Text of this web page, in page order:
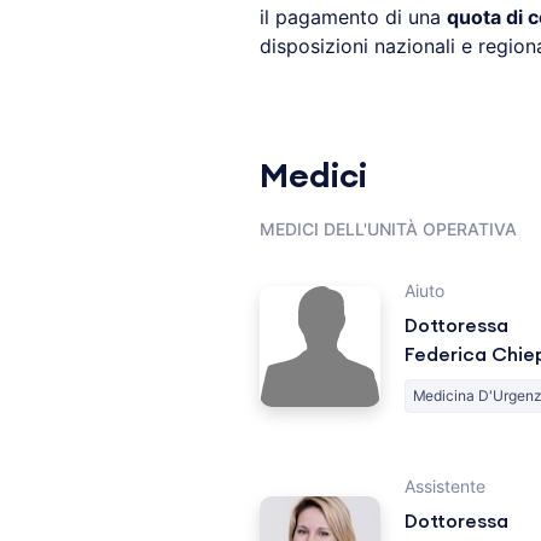
il pagamento di una quota di
disposizioni nazionali e
Medici
MEDICI DELL'UNITÀ OPERATIVA
Aiuto
Dottoressa
Federica
Medicina
Assistente
Dottoressa